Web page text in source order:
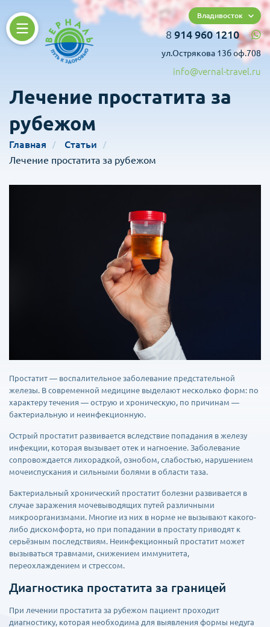
Владивосток
8 914 960 1210
ул.Острякова 13б оф.708
info@vernal-travel.ru
Лечение простатита за
рубежом
Главная
Статьи
Лечение простатита за рубежом
Простатит — воспалительное заболевание предстательной
железы. В современной медицине выделают несколько форм: по
характеру течения — острую и хроническую, по причинам —
бактериальную и неинфекционную.
Острый простатит развивается вследствие попадания в железу
инфекции, которая вызывает отек и нагноение. Заболевание
сопровождается лихорадкой, ознобом, слабостью, нарушением
мочеиспускания и сильными болями в области таза.
Бактериальный хронический простатит болезни развивается в
случае заражения мочевыводящих путей различными
микроорганизмами. Многие из них в норме не вызывают какого-
либо дискомфорта, но при попадании в простату приводят к
серьёзным последствиям. Неинфекционный простатит может
вызываться травмами, снижением иммунитета,
переохлаждением и стрессом.
Диагностика простатита за границей
При лечении простатита за рубежом пациент проходит
диагностику, которая необходима для выявления формы недуга